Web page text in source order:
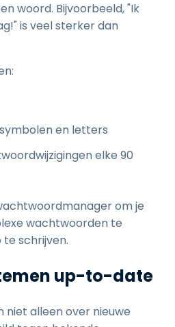
woord. Bijvoorbeeld, "Ik
is veel sterker dan
en letters
elke 90
om je
wachtwoorden te
schrijven.
up-to-date
niet alleen over nieuwe